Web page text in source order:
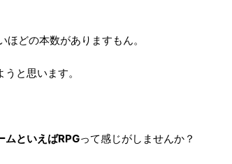
どの本数がありますもん。
と思います。
ムといえばRPGって感じがしませんか？